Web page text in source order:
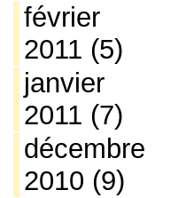
février
2011 (5)
janvier
2011 (7)
décembre
2010 (9)